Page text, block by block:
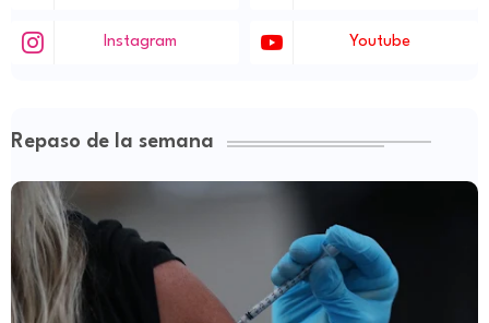
Instagram Youtube
Repaso de la semana